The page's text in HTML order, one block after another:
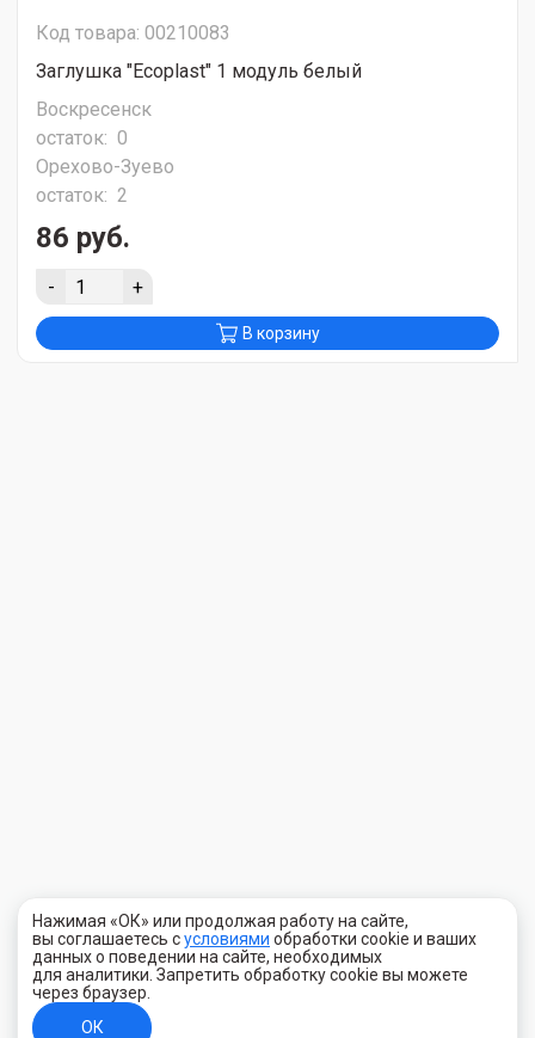
Код товара: 00210083
Заглушка "Ecoplast" 1 модуль белый
Воскресенск
остаток: 0
Орехово-Зуево
остаток: 2
86 руб.
- +
В корзину
Нажимая «ОК» или продолжая работу на сайте,
вы соглашаетесь сусловиями обработки cookie и ваших
данных о поведении на сайте, необходимых
для аналитики. Запретить обработку cookie вы можете
через браузер.
ОК